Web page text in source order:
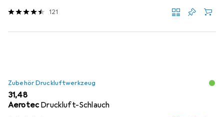
121
Zubehör Druckluftwerkzeug
EUR
31,48
AerotecDruckluft-Schlauch